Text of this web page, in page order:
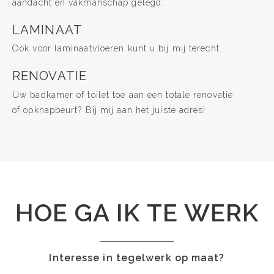
aandacht en vakmanschap gelegd.
LAMINAAT
Ook voor laminaatvloeren kunt u bij mij terecht.
RENOVATIE
Uw badkamer of toilet toe aan een totale renovatie
of opknapbeurt? Bij mij aan het juiste adres!
HOE GA IK TE WERK
Interesse in tegelwerk op maat?